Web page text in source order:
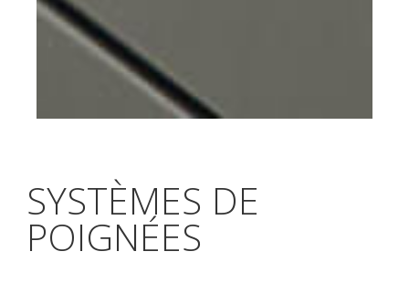
SYSTÈMES DE
POIGNÉES